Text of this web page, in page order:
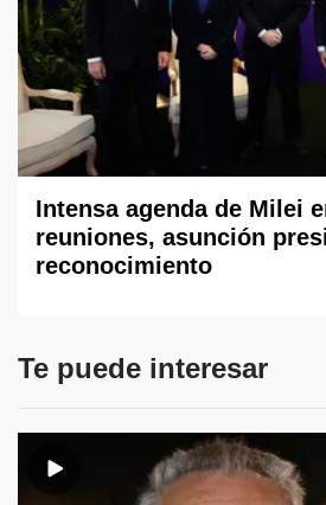
Intensa agenda de Milei
reuniones, asunción
reconocimiento
Te puede interesar